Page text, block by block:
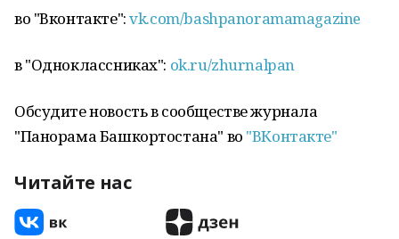
во "Вконтакте":vk.com/bashpanoramamagazine
в "Одноклассниках": ok.ru/zhurnalpan
Обсудите новость в сообществе журнала
"Панорама Башкортостана" во "ВКонтакте"
Читайте нас